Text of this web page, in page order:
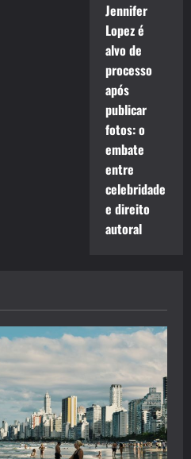
Jennifer
Lopez é
alvo de
processo
após
publicar
fotos: o
embate
entre
celebridade
e direito
autoral